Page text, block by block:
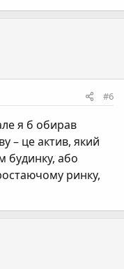
#6
я б обирав
– це актив, який
будинку, або
ринку,